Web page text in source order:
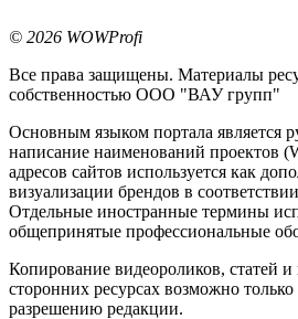
© 2026 WOWProfi
Все права защищены. Материалы
собственностью ООО "ВАУ групп"
Основным языком портала является
написание наименований проектов
адресов сайтов используется как
визуализации брендов в
Отдельные иностранные термины
общепринятые профессиональные
Копирование видеороликов, статей
сторонних ресурсах возможно
разрешению редакции.